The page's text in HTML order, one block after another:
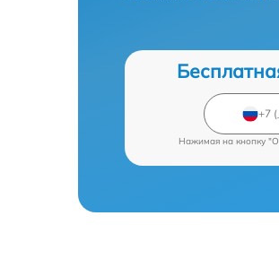
Нажимая на кнопку